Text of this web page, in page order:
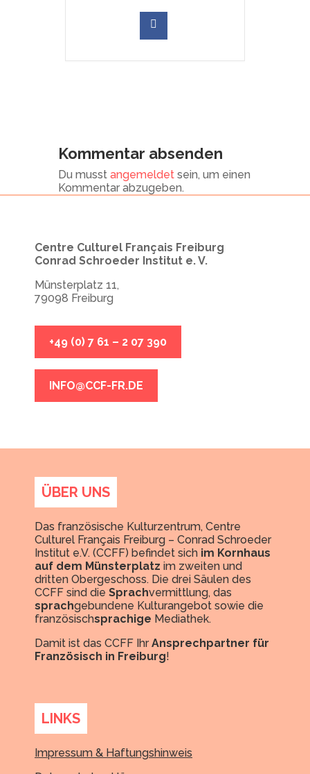
Kommentar absenden
Du musst angemeldet sein, um einen
Kommentar abzugeben.
Centre Culturel Français Freiburg
Conrad Schroeder Institut e. V.
Münsterplatz 11,
79098 Freiburg
+49 (0) 7 61 – 2 07 390
INFO@CCF-FR.DE
ÜBER UNS
Das französische Kulturzentrum, Centre
Culturel Français Freiburg – Conrad Schroeder
Institut e.V. (CCFF) befindet sich im Kornhaus
auf dem Münsterplatz im zweiten und
dritten Obergeschoss. Die drei Säulen des
CCFF sind die Sprachvermittlung, das
sprachgebundene Kulturangebot sowie die
französischsprachige Mediathek.
Damit ist das CCFF IhrAnsprechpartner für
Französisch in Freiburg!
LINKS
Impressum & Haftungshinweis